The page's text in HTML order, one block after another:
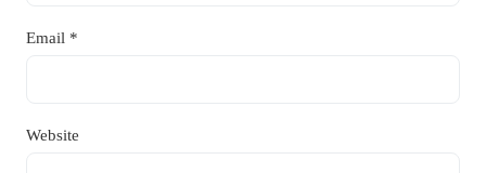
Email *
Website